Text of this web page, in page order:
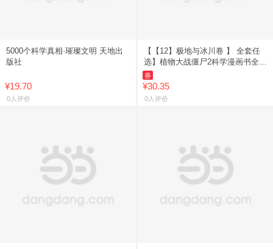
5000个科学真相·璀璨文明 天地出
版社
¥19.70
0人评价
【【12】极地与冰川卷 】 全套任
选】植物大战僵尸2科学漫画书全
69册 6-12岁小学生课外书漫画探案
卷机械卷毒物卷经济
券
¥30.35
0人评价